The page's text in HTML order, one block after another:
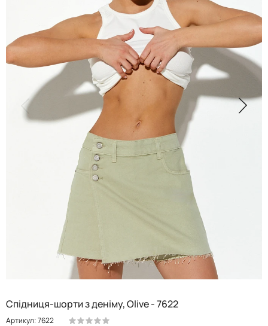
Спідниця-шорти з деніму, Olive - 7622
Артикул: 7622